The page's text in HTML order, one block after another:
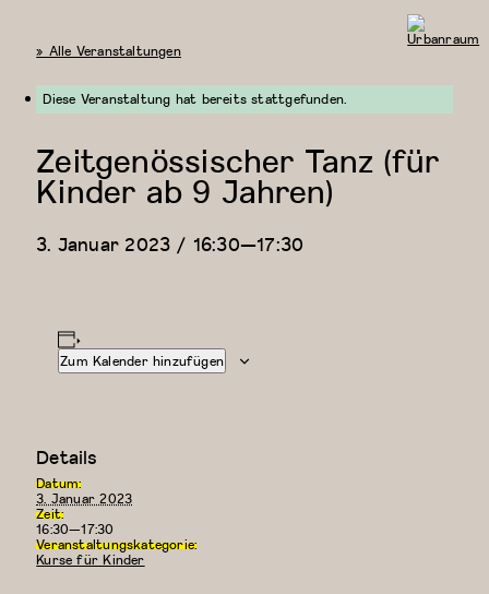
« Alle Veranstaltungen
Diese Veranstaltung hat bereits stattgefunden.
Zeitgenössischer Tanz (für
Kinder ab 9 Jahren)
3. Januar 2023 / 16:30—17:30
Zum Kalender hinzufügen
Details
Datum:
3. Januar 2023
Zeit:
16:30—17:30
Veranstaltungskategorie:
Kurse für Kinder